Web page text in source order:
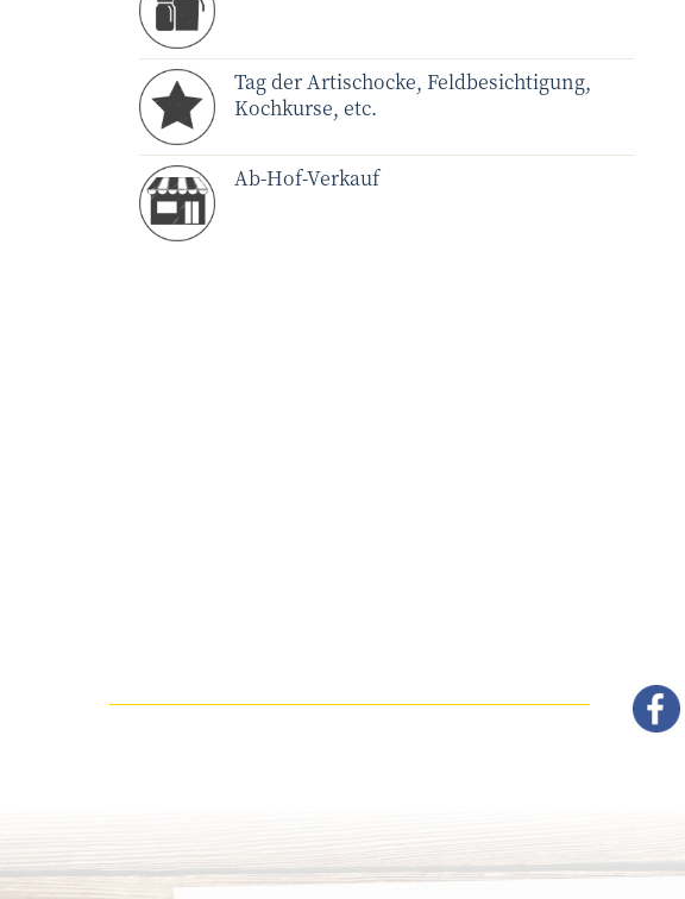
Tag der Artischocke, Feldbesichtigung,
Kochkurse, etc.
Ab-Hof-Verkauf